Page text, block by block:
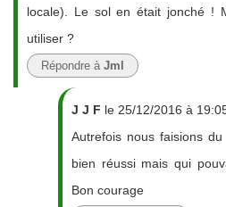
locale). Le sol en était jonché !
utiliser ?
Répondre à Jml
J J F le 25/12/2016 à
Autrefois nous faisions
bien réussi mais qui
Bon courage